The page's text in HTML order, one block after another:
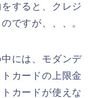
すると、クレジ
ですが、、、。
には、モダンデ
カードの上限金
カードが使えな